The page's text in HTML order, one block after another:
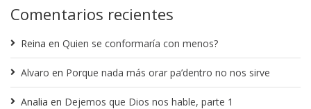
Comentarios recientes
Reina en Quien se conformaría con menos?
Alvaro en Porque nada más orar pa’dentro no nos sirve
Analia en Dejemos que Dios nos hable, parte 1